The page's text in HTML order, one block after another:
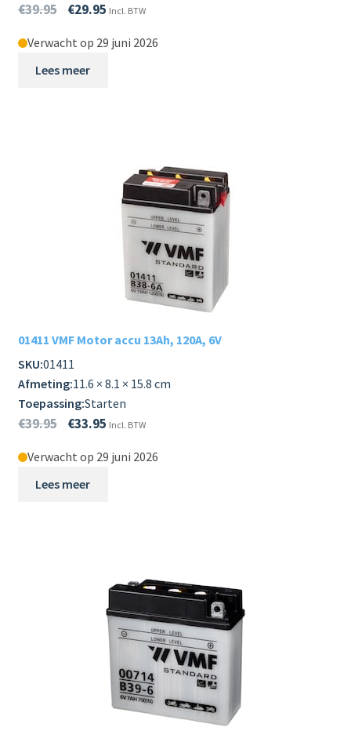
€39.95 €29.95 Incl. BTW
Verwacht op 29 juni 2026
Lees meer
01411 VMF Motor accu 13Ah, 120A, 6V
SKU:01411
Afmeting:11.6 × 8.1 × 15.8 cm
Toepassing:Starten
€39.95 €33.95 Incl. BTW
Verwacht op 29 juni 2026
Lees meer